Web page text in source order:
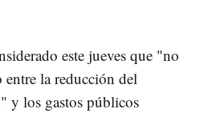
este jueves que "no
la reducción del
y los gastos públicos